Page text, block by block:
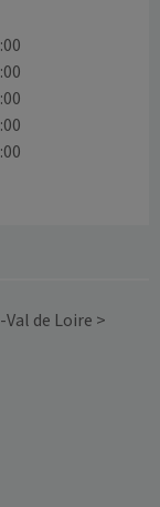
de Loire >